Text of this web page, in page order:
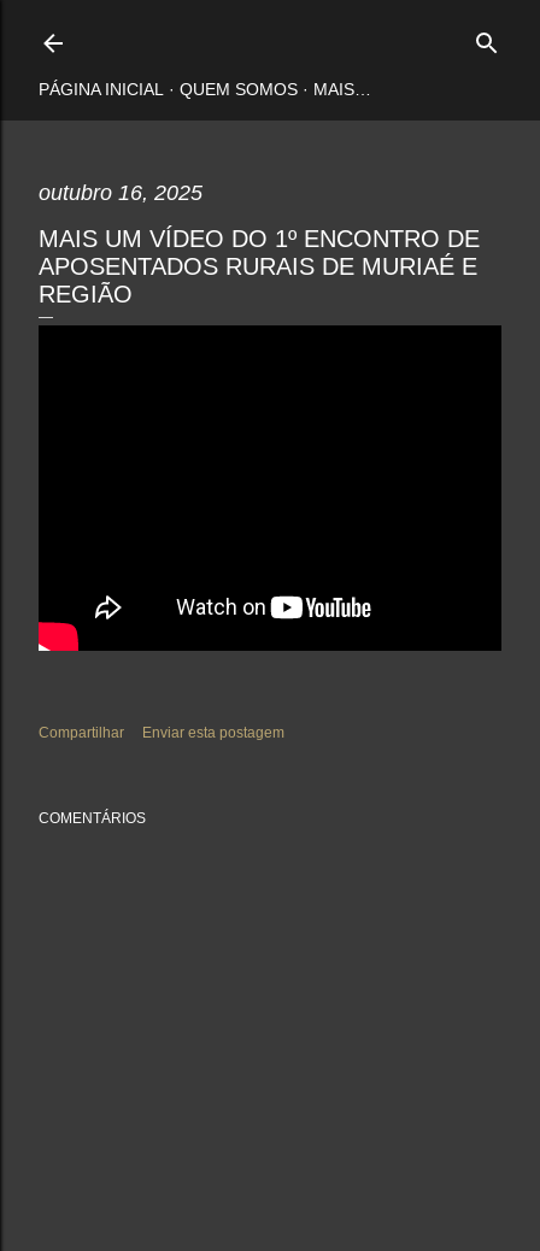
PÁGINA INICIAL QUEM SOMOS MAIS…
outubro 16, 2025
MAIS UM VÍDEO DO 1º ENCONTRO DE
APOSENTADOS RURAIS DE MURIAÉ E
REGIÃO
Compartilhar Enviar esta postagem
COMENTÁRIOS